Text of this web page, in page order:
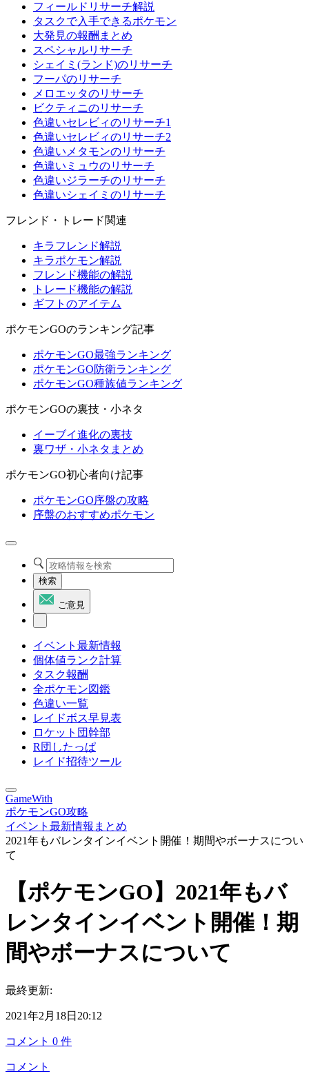
フィールドリサーチ解説
タスクで入手できるポケモン
大発見の報酬まとめ
スペシャルリサーチ
シェイミ(ランド)のリサーチ
フーパのリサーチ
メロエッタのリサーチ
ビクティニのリサーチ
色違いセレビィのリサーチ1
色違いセレビィのリサーチ2
色違いメタモンのリサーチ
色違いミュウのリサーチ
色違いジラーチのリサーチ
色違いシェイミのリサーチ
フレンド・トレード関連
キラフレンド解説
キラポケモン解説
フレンド機能の解説
トレード機能の解説
ギフトのアイテム
ポケモンGOのランキング記事
ポケモンGO最強ランキング
ポケモンGO防衛ランキング
ポケモンGO種族値ランキング
ポケモンGOの裏技・小ネタ
イーブイ進化の裏技
裏ワザ・小ネタまとめ
ポケモンGO初心者向け記事
ポケモンGO序盤の攻略
序盤のおすすめポケモン
検索
ご意見
イベント最新情報
個体値ランク計算
タスク報酬
全ポケモン図鑑
色違い一覧
レイドボス早見表
ロケット団幹部
R団したっぱ
レイド招待ツール
GameWith
ポケモンGO攻略
イベント最新情報まとめ
2021年もバレンタインイベント開催！期間やボーナスについ
て
【ポケモンGO】2021年もバ
レンタインイベント開催！期
間やボーナスについて
最終更新:
2021年2月18日20:12
コメント 0 件
コメント